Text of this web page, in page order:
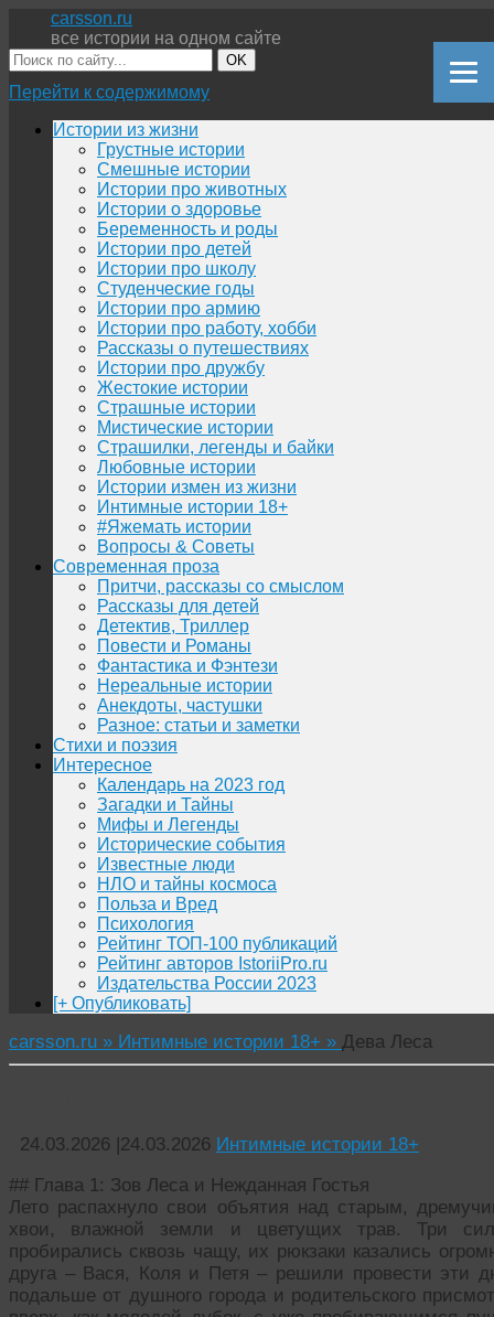
carsson.ru
все истории на одном сайте
OK
Перейти к содержимому
Истории из жизни
Грустные истории
Смешные истории
Истории про животных
Истории о здоровье
Беременность и роды
Истории про детей
Истории про школу
Студенческие годы
Истории про армию
Истории про работу, хобби
Рассказы о путешествиях
Истории про дружбу
Жестокие истории
Страшные истории
Мистические истории
Страшилки, легенды и байки
Любовные истории
Истории измен из жизни
Интимные истории 18+
#Яжемать истории
Вопросы & Советы
Современная проза
Притчи, рассказы со смыслом
Рассказы для детей
Детектив, Триллер
Повести и Романы
Фантастика и Фэнтези
Нереальные истории
Анекдоты, частушки
Разное: статьи и заметки
Стихи и поэзия
Интересное
Календарь на 2023 год
Загадки и Тайны
Мифы и Легенды
Исторические события
Известные люди
НЛО и тайны космоса
Польза и Вред
Психология
Рейтинг ТОП-100 публикаций
Рейтинг авторов IstoriiPro.ru
Издательства России 2023
[+ Опубликовать]
carsson.ru » Интимные истории 18+ » Дева Леса
24.03.2026 |24.03.2026 Интимные истории 18+
## Глава 1: Зов Леса и Нежданная Гостья
Лето распахнуло свои объятия над старым,
хвои, влажной земли и цветущих трав. Три
пробирались сквозь чащу, их рюкзаки казались
друга – Вася, Коля и Петя – решили провести эти
подальше от душного города и родительского